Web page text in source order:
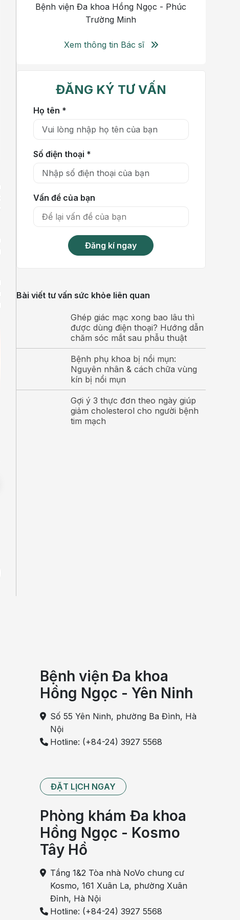
Bệnh viện Đa khoa Hồng Ngọc - Phúc
Trường Minh
Xem thông tin Bác sĩ
ĐĂNG KÝ TƯ VẤN
Họ tên *
Số điện thoại *
Vấn đề của bạn
Đăng kí ngay
Bài viết tư vấn sức khỏe liên quan
Ghép giác mạc xong bao lâu thì
được dùng điện thoại? Hướng dẫn
chăm sóc mắt sau phẫu thuật
Bệnh phụ khoa bị nổi mụn:
Nguyên nhân & cách chữa vùng
kín bị nổi mụn
Gợi ý 3 thực đơn theo ngày giúp
giảm cholesterol cho người bệnh
tim mạch
Bệnh viện Đa khoa
Hồng Ngọc - Yên Ninh
Số 55 Yên Ninh, phường Ba Đình, Hà
Nội
Hotline: (+84-24) 3927 5568
ĐẶT LỊCH NGAY
Phòng khám Đa khoa
Hồng Ngọc - Kosmo
Tây Hồ
Tầng 1&2 Tòa nhà NoVo chung cư
Kosmo, 161 Xuân La, phường Xuân
Đỉnh, Hà Nội
Hotline: (+84-24) 3927 5568